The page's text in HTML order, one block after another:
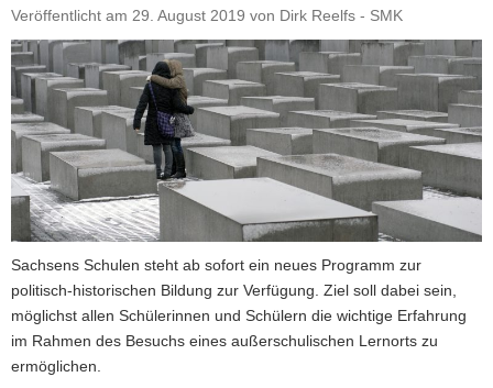
n
d
e
N
a
v
i
g
t
i
o
n
Veröffentlicht am 29. August 2019 von Dirk Reelfs - SMK
Sachsens Schulen steht ab sofort ein neues Programm zur
politisch-historischen Bildung zur Verfügung. Ziel soll dabei sein,
möglichst allen Schülerinnen und Schülern die wichtige Erfahrung
im Rahmen des Besuchs eines außerschulischen Lernorts zu
ermöglichen.